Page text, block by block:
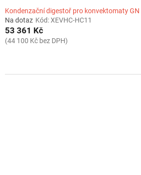
Kondenzační digestoř pro konvektomaty
Na dotaz Kód:XEVHC-HC11
53 361 Kč
(44 100 Kč bez DPH)